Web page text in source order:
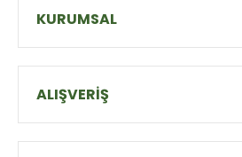
KURUMSAL
ALIŞVERİŞ